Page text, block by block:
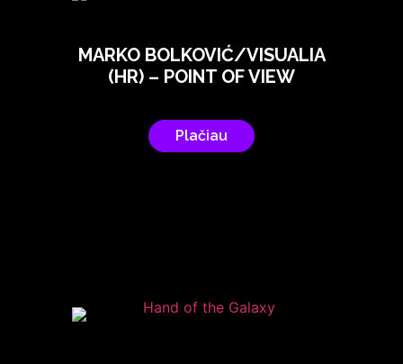
MARKO BOLKOVIĆ/VISUALIA
(HR) – POINT OF VIEW
Plačiau